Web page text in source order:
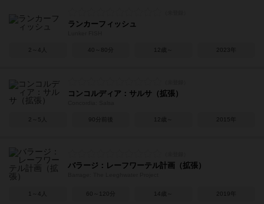
ランカーフィッシュ
2～4人 40～80分 12歳～ 2023年
コンコルディア：サルサ（拡張）
2～5人 90分前後 12歳～ 2015年
バラージ：レーフワーテル計画（拡張）
1～4人 60～120分 14歳～ 2019年